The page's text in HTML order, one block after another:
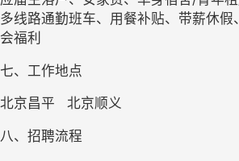
多线路通勤班车、用餐补贴、带薪休假
会福利
七、工作地点
北京昌平   北京顺义
八、招聘流程